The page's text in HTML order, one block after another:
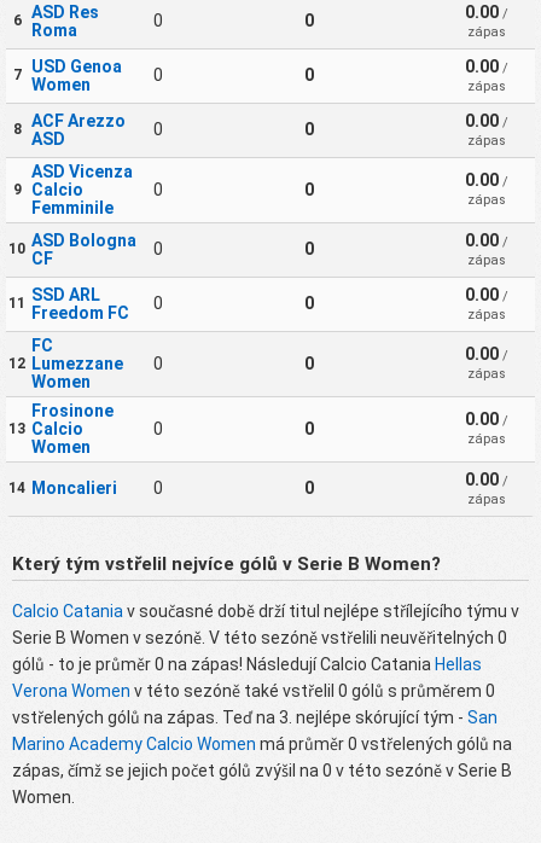
6
ASD Res
Roma
0 0 0.00 /
zápas
7
USD Genoa
Women
0 0 0.00 /
zápas
8
ACF Arezzo
ASD
0 0 0.00 /
zápas
9
ASD Vicenza
Calcio
Femminile
0 0 0.00 /
zápas
10 ASD Bologna
CF
0 0 0.00 /
zápas
11
SSD ARL
Freedom FC
0 0 0.00 /
zápas
12
FC
Lumezzane
Women
0 0 0.00 /
zápas
13
Frosinone
Calcio
Women
0 0 0.00 /
zápas
14 Moncalieri 0 0 0.00 /
zápas
Který tým vstřelil nejvíce gólů v Serie B Women?
Calcio Catania v současné době drží titul nejlépe střílejícího týmu v
Serie B Women v sezóně. V této sezóně vstřelili neuvěřitelných 0
gólů - to je průměr 0 na zápas! Následují Calcio Catania Hellas
Verona Women v této sezóně také vstřelil 0 gólů s průměrem 0
vstřelených gólů na zápas. Teď na 3. nejlépe skórující tým - San
Marino Academy Calcio Women má průměr 0 vstřelených gólů na
zápas, čímž se jejich počet gólů zvýšil na 0 v této sezóně v Serie B
Women.